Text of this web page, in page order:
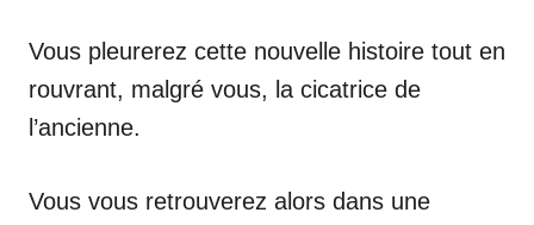
Vous pleurerez cette nouvelle histoire tout en
rouvrant, malgré vous, la cicatrice de
l’ancienne.
Vous vous retrouverez alors dans une